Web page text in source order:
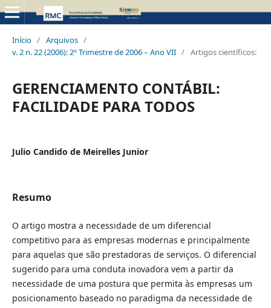
Início / Arquivos /
v. 2 n. 22 (2006): 2º Trimestre de 2006 – Ano VII / Artigos científicos:
GERENCIAMENTO CONTÁBIL:
FACILIDADE PARA TODOS
Julio Candido de Meirelles Junior
Resumo
O artigo mostra a necessidade de um diferencial
competitivo para as empresas modernas e principalmente
para aquelas que são prestadoras de serviços. O diferencial
sugerido para uma conduta inovadora vem a partir da
necessidade de uma postura que permita às empresas um
posicionamento baseado no paradigma da necessidade de